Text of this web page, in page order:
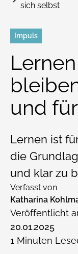
sich selbst
Impuls
und
Lernen ist
die
und klar zu
Verfasst von
Katharina
Veröffentlicht
20.01.2025
1 Minuten